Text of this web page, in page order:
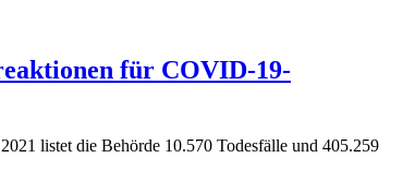
für COVID-19-
listet die Behörde 10.570 Todesfälle und 405.259